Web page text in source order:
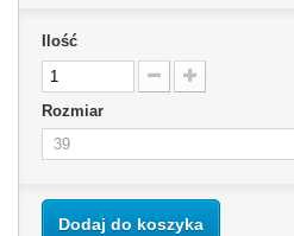
Ilość
Rozmiar
Dodaj do koszyka